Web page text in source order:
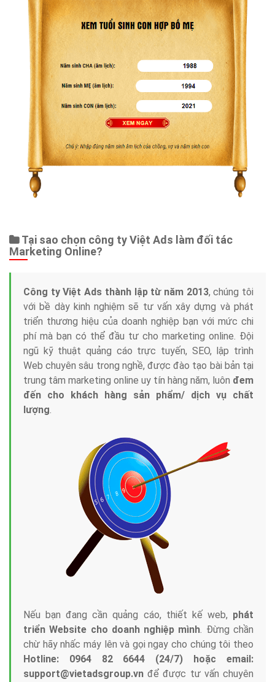
Tại sao chọn công ty Việt Ads làm đối tác
Marketing Online?
Công ty Việt Ads thành lập từ năm 2013, chúng tôi
với bề dày kinh nghiệm sẽ tư vấn xây dựng và phát
triển thương hiệu của doanh nghiệp bạn với mức chi
phí mà bạn có thể đầu tư cho marketing online. Đội
ngũ kỹ thuật quảng cáo trực tuyến, SEO, lập trình
Web chuyên sâu trong nghề, được đào tạo bài bản tại
trung tâm marketing online uy tín hàng năm, luôn đem
đến cho khách hàng sản phẩm/ dịch vụ chất
lượng.
Nếu bạn đang cần quảng cáo, thiết kế web, phát
triển Website cho doanh nghiệp mình. Đừng chần
chừ hãy nhấc máy lên và gọi ngay cho chúng tôi theo
Hotline: 0964 82 6644 (24/7) hoặc email:
support@vietadsgroup.vn để được tư vấn chuyên